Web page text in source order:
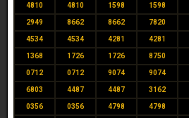
4810 4810 1598 1598
2949 8662 8662 7820
4534 4534 4281 4281
1368 1726 1726 8750
0712 0712 9074 9074
6803 4487 4487 3162
0356 0356 4798 4798